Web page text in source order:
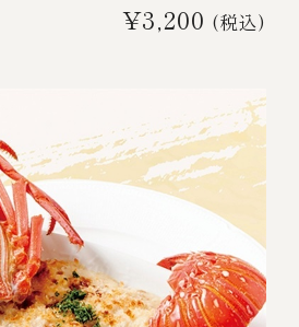
¥3,200 (税込)